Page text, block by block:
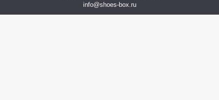
info@shoes-box.ru